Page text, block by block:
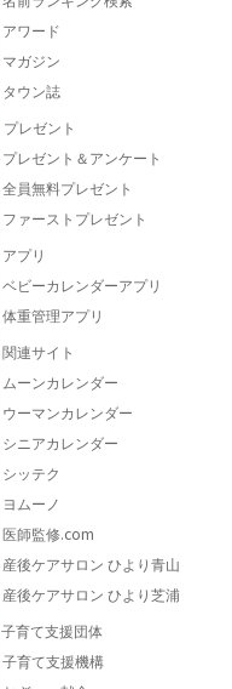
アワード
マガジン
タウン誌
プレゼント
プレゼント＆アンケート
全員無料プレゼント
ファーストプレゼント
アプリ
ベビーカレンダーアプリ
体重管理アプリ
関連サイト
ムーンカレンダー
ウーマンカレンダー
シニアカレンダー
シッテク
ヨムーノ
医師監修.com
産後ケアサロン ひより青山
産後ケアサロン ひより芝浦
子育て支援団体
子育て支援機構